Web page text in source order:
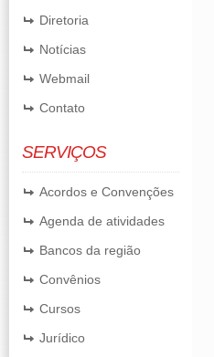
Diretoria
Notícias
Webmail
Contato
SERVIÇOS
Acordos e Convenções
Agenda de atividades
Bancos da região
Convênios
Cursos
Jurídico